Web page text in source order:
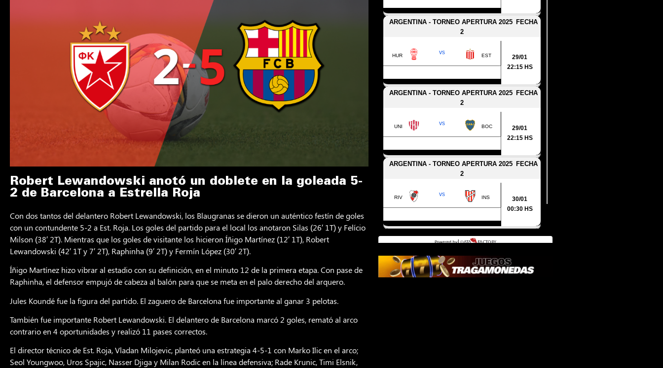
Robert Lewandowski anotó un doblete en la goleada 5-
2 de Barcelona a Estrella Roja
Con dos tantos del delantero Robert Lewandowski, los Blaugranas se dieron un auténtico festín de goles
con un contundente 5-2 a Est. Roja. Los goles del partido para el local los anotaron Silas (26′ 1T) y Felício
Milson (38′ 2T). Mientras que los goles de visitante los hicieron Íñigo Martínez (12′ 1T), Robert
Lewandowski (42′ 1T y 7′ 2T), Raphinha (9′ 2T) y Fermín López (30′ 2T).
Íñigo Martínez hizo vibrar al estadio con su definición, en el minuto 12 de la primera etapa. Con pase de
Raphinha, el defensor empujó de cabeza al balón para que se meta en el palo derecho del arquero.
Jules Koundé fue la figura del partido. El zaguero de Barcelona fue importante al ganar 3 pelotas.
También fue importante Robert Lewandowski. El delantero de Barcelona marcó 2 goles, remató al arco
contrario en 4 oportunidades y realizó 11 pases correctos.
El director técnico de Est. Roja, Vladan Milojevic, planteó una estrategia 4-5-1 con Marko Ilic en el arco;
Seol Youngwoo, Uros Spajic, Nasser Djiga y Milan Rodic en la línea defensiva; Rade Krunic, Timi Elsnik,